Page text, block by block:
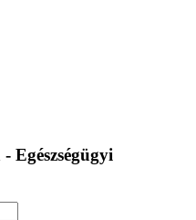
Egészségügyi